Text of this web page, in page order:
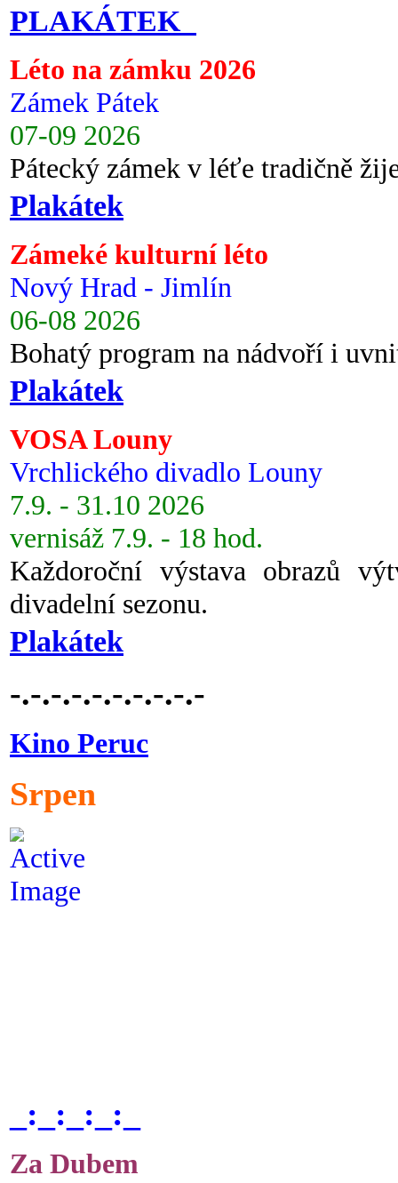
PLAKÁTEK
Léto na zámku 2026
Zámek Pátek
07-09 2026
Pátecký zámek v léťe tradičně
Plakátek
Zámeké kulturní léto
Nový Hrad - Jimlín
06-08 2026
Bohatý program na nádvoří i
Plakátek
VOSA Louny
Vrchlického divadlo Louny
7.9. - 31.10 2026
vernisáž 7.9. - 18 hod.
Každoroční výstava obrazů
divadelní sezonu.
Plakátek
-.-.-.-.-.-.-.-.-.-
Kino Peruc
Srpen
_:_:_:_:_
Za Dubem